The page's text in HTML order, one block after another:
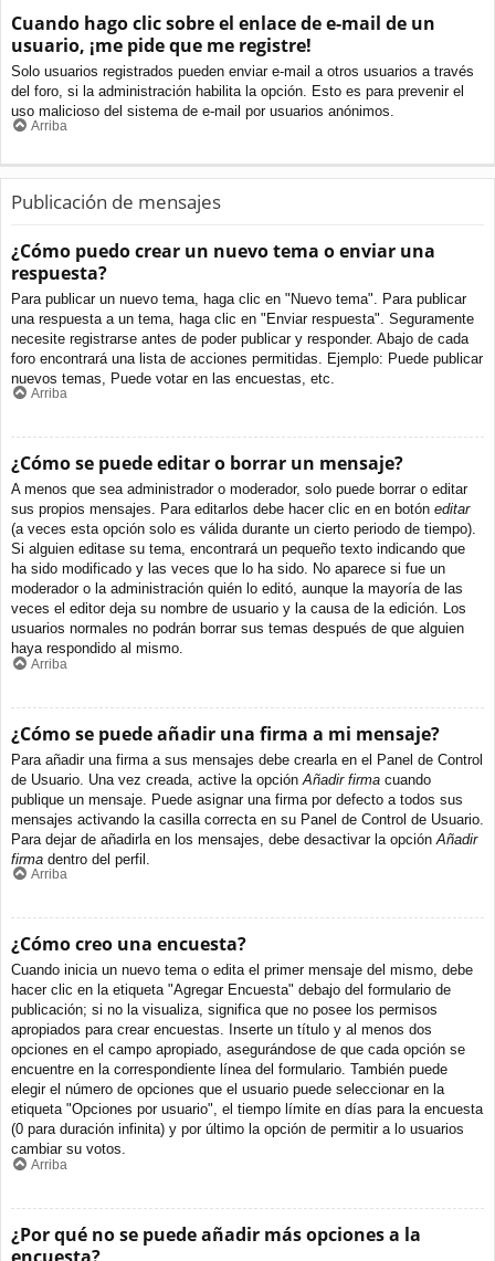
Cuando hago clic sobre el enlace de e-mail de un
usuario, ¡me pide que me registre!
Solo usuarios registrados pueden enviar e-mail a otros usuarios a través
del foro, si la administración habilita la opción. Esto es para prevenir el
uso malicioso del sistema de e-mail por usuarios anónimos.
Arriba
Publicación de mensajes
¿Cómo puedo crear un nuevo tema o enviar una
respuesta?
Para publicar un nuevo tema, haga clic en "Nuevo tema". Para publicar
una respuesta a un tema, haga clic en "Enviar respuesta". Seguramente
necesite registrarse antes de poder publicar y responder. Abajo de cada
foro encontrará una lista de acciones permitidas. Ejemplo: Puede publicar
nuevos temas, Puede votar en las encuestas, etc.
Arriba
¿Cómo se puede editar o borrar un mensaje?
A menos que sea administrador o moderador, solo puede borrar o editar
sus propios mensajes. Para editarlos debe hacer clic en en botón editar
(a veces esta opción solo es válida durante un cierto periodo de tiempo).
Si alguien editase su tema, encontrará un pequeño texto indicando que
ha sido modificado y las veces que lo ha sido. No aparece si fue un
moderador o la administración quién lo editó, aunque la mayoría de las
veces el editor deja su nombre de usuario y la causa de la edición. Los
usuarios normales no podrán borrar sus temas después de que alguien
haya respondido al mismo.
Arriba
¿Cómo se puede añadir una firma a mi mensaje?
Para añadir una firma a sus mensajes debe crearla en el Panel de Control
de Usuario. Una vez creada, active la opción Añadir firma cuando
publique un mensaje. Puede asignar una firma por defecto a todos sus
mensajes activando la casilla correcta en su Panel de Control de Usuario.
Para dejar de añadirla en los mensajes, debe desactivar la opción Añadir
firma dentro del perfil.
Arriba
¿Cómo creo una encuesta?
Cuando inicia un nuevo tema o edita el primer mensaje del mismo, debe
hacer clic en la etiqueta "Agregar Encuesta" debajo del formulario de
publicación; si no la visualiza, significa que no posee los permisos
apropiados para crear encuestas. Inserte un título y al menos dos
opciones en el campo apropiado, asegurándose de que cada opción se
encuentre en la correspondiente línea del formulario. También puede
elegir el número de opciones que el usuario puede seleccionar en la
etiqueta "Opciones por usuario", el tiempo límite en días para la encuesta
(0 para duración infinita) y por último la opción de permitir a lo usuarios
cambiar su votos.
Arriba
¿Por qué no se puede añadir más opciones a la